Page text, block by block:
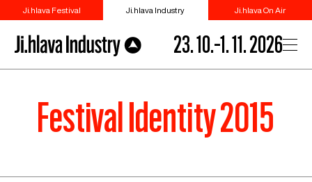
Ji.hlava Festival Ji.hlava Industry Ji.hlava On Air
23. 10.–1. 11. 2026
Festival Identity 2015